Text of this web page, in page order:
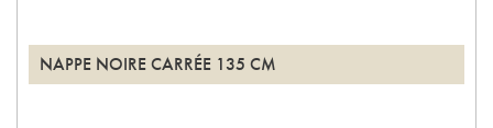
NAPPE NOIRE CARRÉE 135 CM